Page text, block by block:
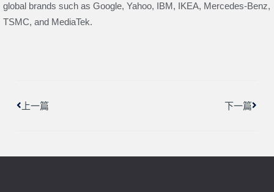
global brands such as Google, Yahoo, IBM, IKEA, Mercedes-Benz,
TSMC, and MediaTek.
上一篇 下一篇